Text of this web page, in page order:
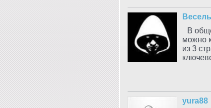
В
можно
из 3
yura88